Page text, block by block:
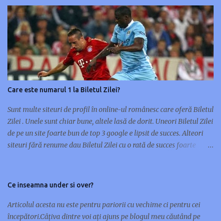
t
e
ț
i
u
n
c
m
e
n
t
a
Care este numarul 1 la Biletul Zilei?
Sunt multe siteuri de profil în online-ul românesc care oferă Biletul
Zilei . Unele sunt chiar bune, altele lasă de dorit. Uneori Biletul Zilei
de pe un site foarte bun de top 3 google e lipsit de succes. Alteori
siteuri fără renume dau Biletul Zilei cu o rată de succes foarte
doar unul sau maxim două. Cu ocazia asta m-am gândit să scriu
www.pariusigur.com/p/biletul-zilei.html 2. www.biletulzilei.eu‎ 3.
www.pariuribonus.ro/biletul-zilei 4. www.biletulzilei.pariuri-x.ro
Ce inseamna under si over?
Articolul acesta nu este pentru pariorii cu vechime ci pentru cei
începători.Câțiva dintre voi ați ajuns pe blogul meu căutând pe